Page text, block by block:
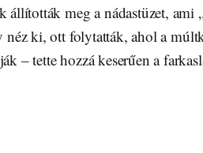
állították meg a nádastüzet, ami
néz ki, ott folytatták, ahol a
– tette hozzá keserűen a